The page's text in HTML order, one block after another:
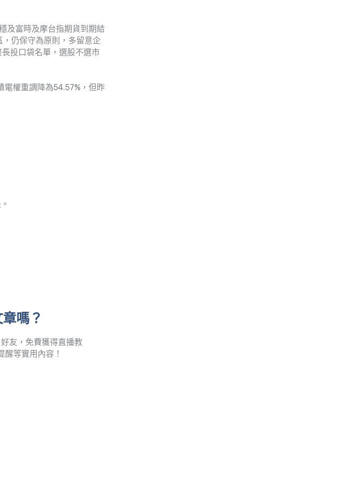
及富時及摩台指期貨到期結
仍保守為原則，多留意企
投口袋名單，選股不選市
電權重調降為54.57%，但昨
嗎？
友，免費獲得直播教
醒等實用內容！